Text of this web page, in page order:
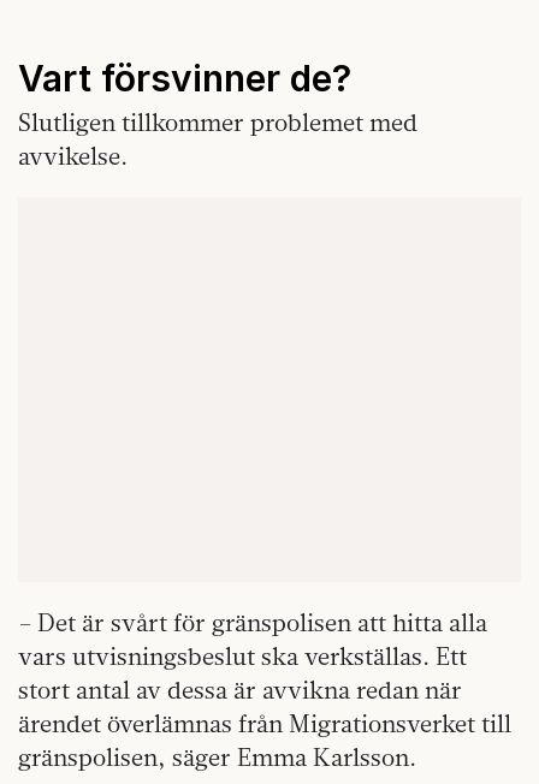
Vart försvinner de?
Slutligen tillkommer problemet med
avvikelse.
– Det är svårt för gränspolisen att hitta alla
vars utvisningsbeslut ska verkställas. Ett
stort antal av dessa är avvikna redan när
ärendet överlämnas från Migrationsverket till
gränspolisen, säger Emma Karlsson.